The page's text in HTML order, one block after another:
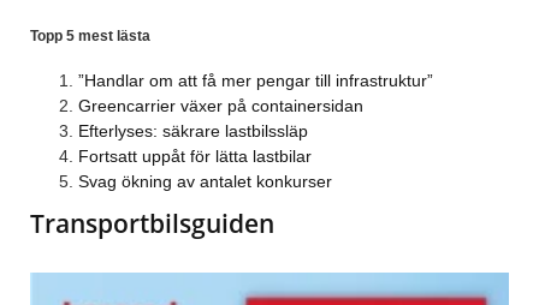
Topp 5 mest lästa
”Handlar om att få mer pengar till infrastruktur”
Greencarrier växer på containersidan
Efterlyses: säkrare lastbilssläp
Fortsatt uppåt för lätta lastbilar
Svag ökning av antalet konkurser
Transportbilsguiden